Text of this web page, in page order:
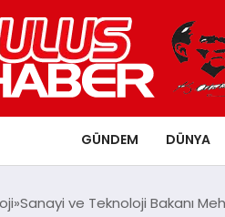
GÜNDEM DÜNYA
Sanayi ve Teknoloji Bakanı